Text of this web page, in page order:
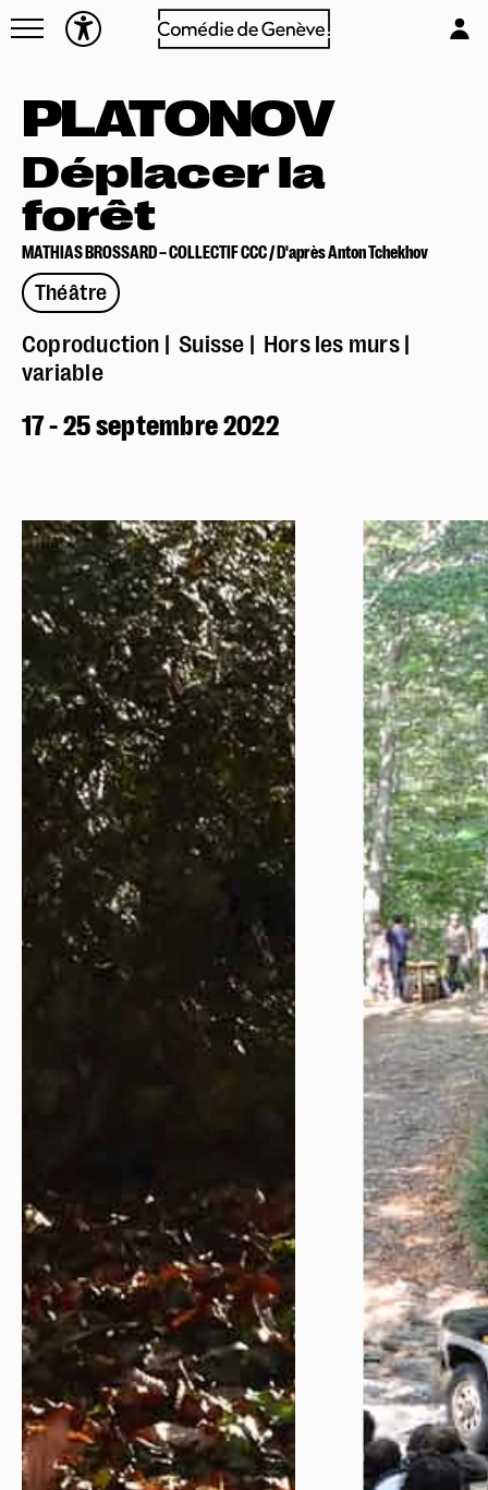
Navettes
Foire aux questions
L'équipe
Partenaires
Louer la Comédie
Technique
PLATONOV
Déplacer la
forêt
MATHIAS BROSSARD – COLLECTIF CCC / D'après Anton Tchekhov
Théâtre
Coproduction Suisse
Hors les murs
variable
17 - 25 septembre 2022